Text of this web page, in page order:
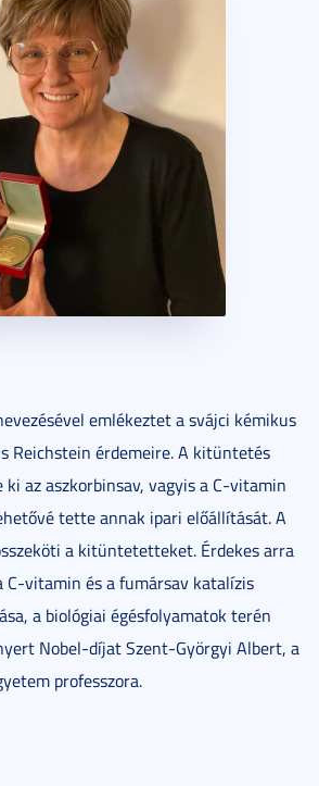
emlékeztet a svájci kémikus
Reichstein érdemeire. A kitüntetés
az aszkorbinsav, vagyis a C-vitamin
tette annak ipari előállítását. A
a kitüntetetteket. Érdekes arra
C-vitamin és a fumársav katalízis
a biológiai égésfolyamatok terén
Nobel-díjat Szent-Györgyi Albert, a
professzora.